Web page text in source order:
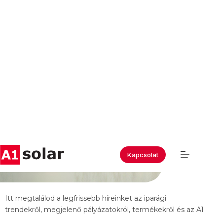
Legfrissebb
Híreink
Itt megtalálod a legfrissebb híreinket az iparági
trendekről, megjelenő pályázatokról, termékekről és az A1